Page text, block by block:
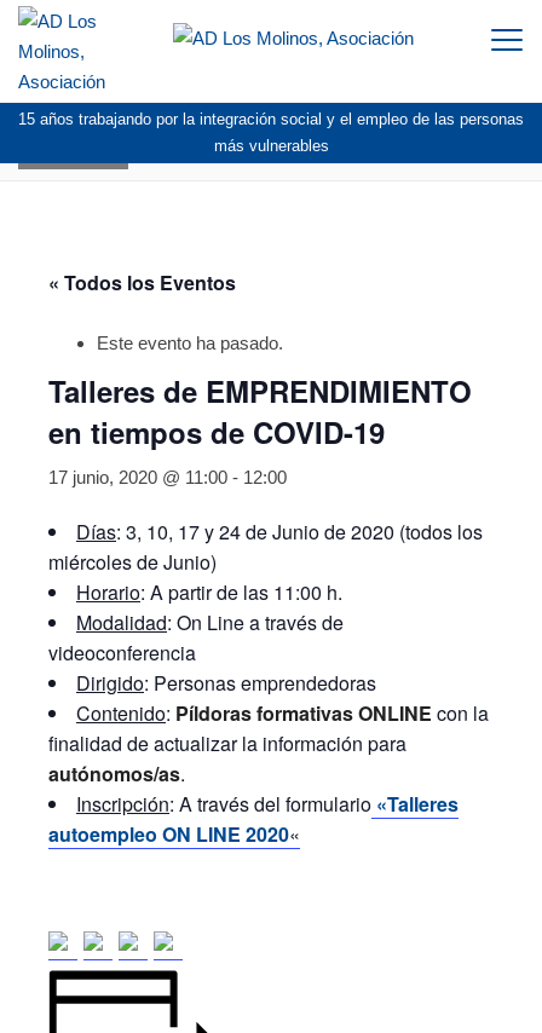
15 años trabajando por la integración social y el empleo de las personas
más vulnerables
« Todos los Eventos
Este evento ha pasado.
Talleres de EMPRENDIMIENTO
en tiempos de COVID-19
17 junio, 2020 @ 11:00 - 12:00
Días: 3, 10, 17 y 24 de Junio de 2020 (todos los
miércoles de Junio)
Horario: A partir de las 11:00 h.
Modalidad: On Line a través de
videoconferencia
Dirigido: Personas emprendedoras
Contenido: Píldoras formativas ONLINE con la
finalidad de actualizar la información para
autónomos/as.
Inscripción: A través del formulario «Talleres
autoempleo ON LINE 2020«